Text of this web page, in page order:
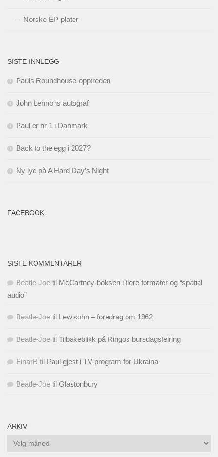
Norske EP-plater
SISTE INNLEGG
Pauls Roundhouse-opptreden
John Lennons autograf
Paul er nr 1 i Danmark
Back to the egg i 2027?
Ny lyd på A Hard Day’s Night
FACEBOOK
SISTE KOMMENTARER
Beatle-Joe til McCartney-boksen i flere formater og “spatial
audio”
Beatle-Joe til Lewisohn – foredrag om 1962
Beatle-Joe til Tilbakeblikk på Ringos bursdagsfeiring
EinarR til Paul gjest i TV-program for Ukraina
Beatle-Joe til Glastonbury
ARKIV
Arkiv